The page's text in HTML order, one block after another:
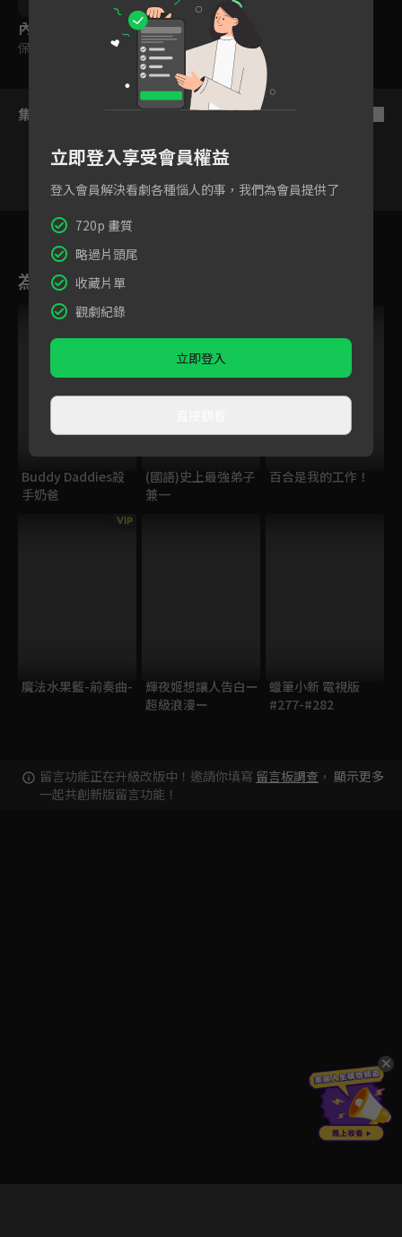
內容標籤
保護級
集數列表
192 193
為您推薦
Buddy Daddies殺
手奶爸
(國語)史上最強弟子
兼一
百合是我的工作！
VIP
魔法水果籃-前奏曲-
輝夜姬想讓人告白ー
超級浪漫ー
蠟筆小新 電視版
#277-#282
留言功能正在升級改版中！邀請你填寫 留言板調查 ，
一起共創新版留言功能！
顯示更多
立即登入享受會員權益
登入會員解決看劇各種惱人的事，我們為會員提供了
720p 畫質
略過片頭尾
收藏片單
觀劇紀錄
立即登入